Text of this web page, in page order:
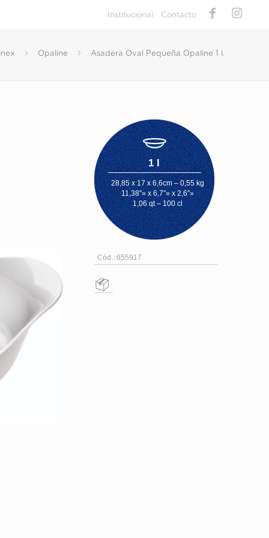
Institucional Contacto
Opaline Asadera Oval Pequeña Opaline 1 l.
1 l
28,85 x 17 x 6,6cm – 0,55 kg
11,38″» x 6,7″» x 2,6″»
1,06 qt – 100 cl
Cód.: 655917